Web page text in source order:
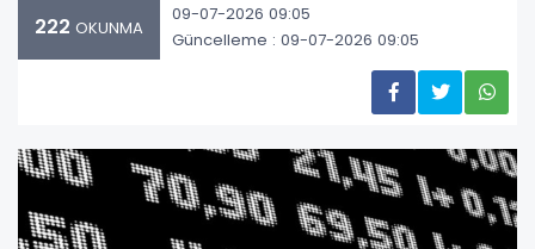
222 OKUNMA
09-07-2026 09:05
Güncelleme : 09-07-2026 09:05